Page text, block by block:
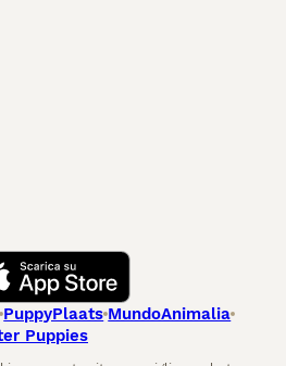
PuppyPlaats MundoAnimalia
Puppies